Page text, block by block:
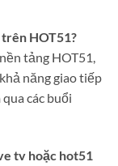
trên HOT51?
tảng HOT51,
năng giao tiếp
các buổi
tv hoặc hot51